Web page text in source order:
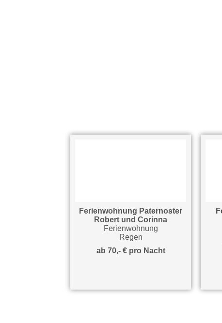
Ferienwohnung Paternoster
Robert und Corinna
Ferienwohnung
Regen
ab 70,- € pro Nacht